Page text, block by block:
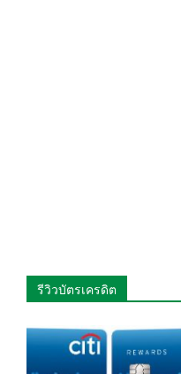
รีวิวบัตรเครดิต